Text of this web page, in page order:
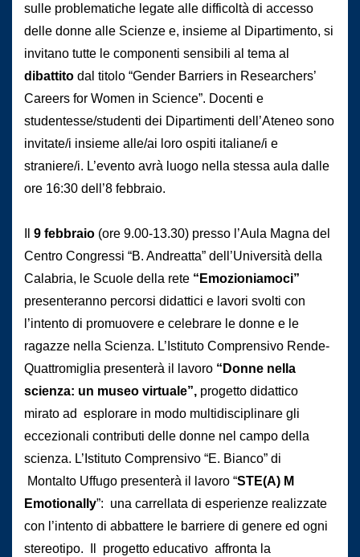
sulle problematiche legate alle difficoltà di accesso
delle donne alle Scienze e, insieme al Dipartimento, si
invitano tutte le componenti sensibili al tema al
dibattito dal titolo “Gender Barriers in Researchers’
Careers for Women in Science”. Docenti e
studentesse/studenti dei Dipartimenti dell’Ateneo sono
invitate/i insieme alle/ai loro ospiti italiane/i e
straniere/i. L’evento avrà luogo nella stessa aula dalle
ore 16:30 dell’8 febbraio.
9 febbraio (ore 9.00-13.30) presso l’Aula Magna del
Centro Congressi “B. Andreatta” dell’Università della
Calabria, le Scuole della rete “Emozioniamoci”
presenteranno percorsi didattici e lavori svolti con
l’intento di promuovere e celebrare le donne e le
ragazze nella Scienza. L’Istituto Comprensivo Rende-
Quattromiglia presenterà il lavoro “Donne nella
scienza: un museo virtuale”, progetto didattico
mirato ad esplorare in modo multidisciplinare gli
eccezionali contributi delle donne nel campo della
scienza. L’Istituto Comprensivo “E. Bianco” di
Montalto Uffugo presenterà il lavoro “STE(A) M
Emotionally”: una carrellata di esperienze realizzate
con l’intento di abbattere le barriere di genere ed ogni
stereotipo. Il progetto educativo affronta la